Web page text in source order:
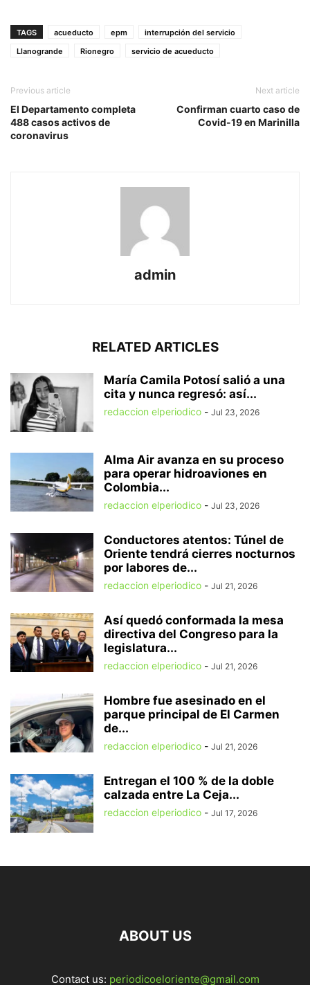
TAGS acueducto epm
interrupción del servicio
Llanogrande
Rionegro servicio de acueducto
Previous article
El Departamento completa
488 casos activos de
coronavirus
Next article
Confirman cuarto caso de
Covid-19 en Marinilla
admin
RELATED ARTICLES
María Camila Potosí salió a una
cita y nunca regresó: así...
redaccion elperiodico - Jul 23, 2026
Alma Air avanza en su proceso
para operar hidroaviones en
Colombia...
redaccion elperiodico - Jul 23, 2026
Conductores atentos: Túnel de
Oriente tendrá cierres nocturnos
por labores de...
redaccion elperiodico - Jul 21, 2026
Así quedó conformada la mesa
directiva del Congreso para la
legislatura...
redaccion elperiodico - Jul 21, 2026
Hombre fue asesinado en el
parque principal de El Carmen
de...
redaccion elperiodico - Jul 21, 2026
Entregan el 100 % de la doble
calzada entre La Ceja...
redaccion elperiodico - Jul 17, 2026
ABOUT US
Contact us: periodicoeloriente@gmail.com